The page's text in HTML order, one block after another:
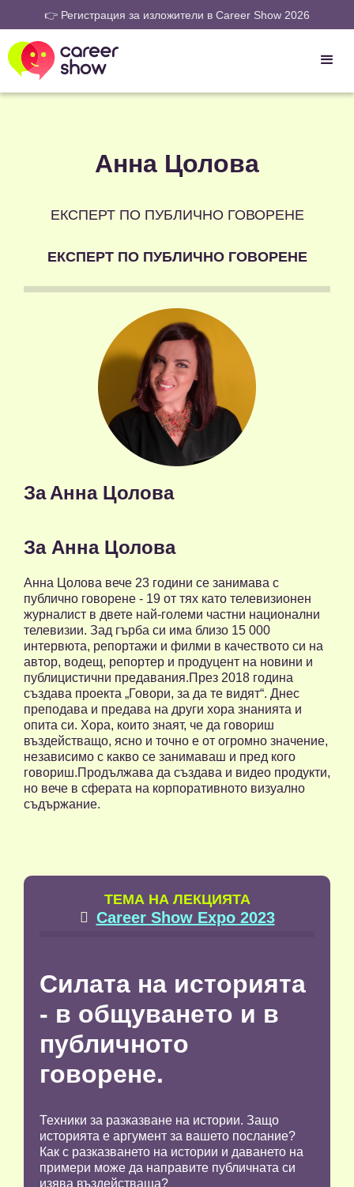
👉 Регистрация за изложители в Career Show 2026
Анна Цолова
ЕКСПЕРТ ПО ПУБЛИЧНО ГОВОРЕНЕ
ЕКСПЕРТ ПО ПУБЛИЧНО ГОВОРЕНЕ
За Анна Цолова
За Анна Цолова
Анна Цолова вече 23 години се занимава с
публично говорене - 19 от тях като телевизионен
журналист в двете най-големи частни национални
телевизии. Зад гърба си има близо 15 000
интервюта, репортажи и филми в качеството си на
автор, водещ, репортер и продуцент на новини и
публицистични предавания.През 2018 година
създава проекта „Говори, за да те видят“. Днес
преподава и предава на други хора знанията и
опита си. Хора, които знаят, че да говориш
въздействащо, ясно и точно е от огромно значение,
независимо с какво се занимаваш и пред кого
говориш.Продължава да създава и видео продукти,
но вече в сферата на корпоративното визуално
съдържание.
TЕМА НА ЛЕКЦИЯТА
 Career Show Expo 2023
Силата на историята
- в общуването и в
публичното
говорене.
Техники за разказване на истории. Защо
историята е аргумент за вашето послание?
Как с разказването на истории и даването на
примери може да направите публичната си
изява въздействаща?